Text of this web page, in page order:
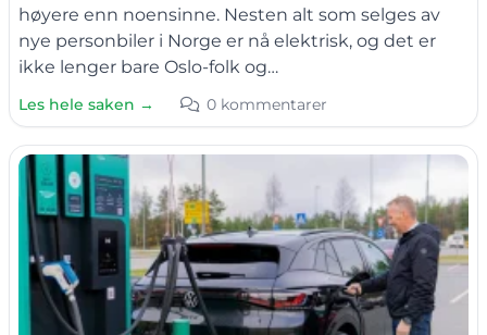
høyere enn noensinne. Nesten alt som selges av
nye personbiler i Norge er nå elektrisk, og det er
ikke lenger bare Oslo-folk og…
Les hele saken → 0 kommentarer